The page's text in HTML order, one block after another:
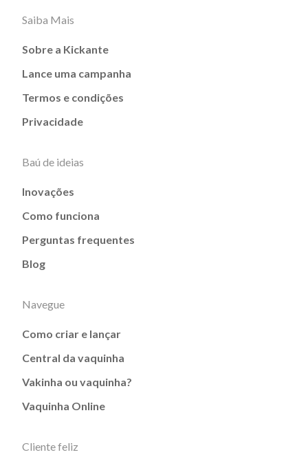
Saiba Mais
Sobre a Kickante
Lance uma campanha
Termos e condições
Privacidade
Baú de ideias
Inovações
Como funciona
Perguntas frequentes
Blog
Navegue
Como criar e lançar
Central da vaquinha
Vakinha ou vaquinha?
Vaquinha Online
Cliente feliz